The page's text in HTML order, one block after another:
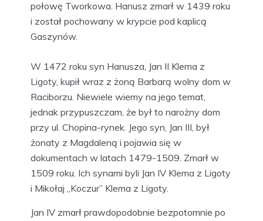
połowę Tworkowa. Hanusz zmarł w 1439 roku
i został pochowany w krypcie pod kaplicą
Gaszynów.
W 1472 roku syn Hanusza, Jan II Klema z
Ligoty, kupił wraz z żoną Barbarą wolny dom w
Raciborzu. Niewiele wiemy na jego temat,
jednak przypuszczam, że był to narożny dom
przy ul. Chopina-rynek. Jego syn, Jan III, był
żonaty z Magdaleną i pojawia się w
dokumentach w latach 1479-1509. Zmarł w
1509 roku. Ich synami byli Jan IV Klema z Ligoty
i Mikołaj „Koczur” Klema z Ligoty.
Jan IV zmarł prawdopodobnie bezpotomnie po